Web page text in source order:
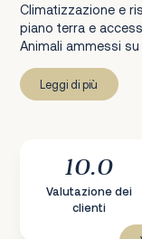
Climatizzazione e
piano terra e
Animali ammessi su
Leggi di più
10.0
Valutazione dei
clienti